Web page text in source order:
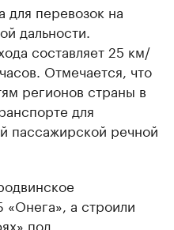
для перевозок на
дальности.
составляет 25 км/
Отмечается, что
регионов страны в
для
пассажирской речной
а строили
под